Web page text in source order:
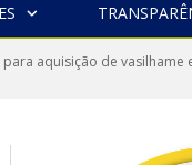
para aquisição de